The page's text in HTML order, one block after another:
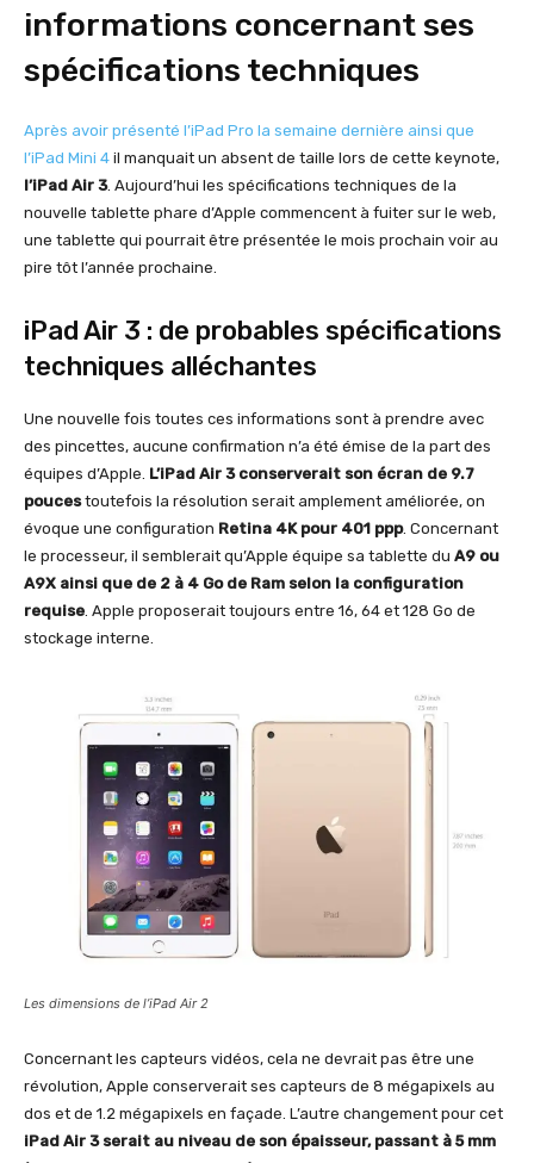
informations concernant ses
spécifications techniques
Après avoir présenté l’iPad Pro la semaine dernière ainsi que
l’iPad Mini 4 il manquait un absent de taille lors de cette keynote,
l’iPad Air 3. Aujourd’hui les spécifications techniques de la
nouvelle tablette phare d’Apple commencent à fuiter sur le web,
une tablette qui pourrait être présentée le mois prochain voir au
pire tôt l’année prochaine.
iPad Air 3 : de probables spécifications
techniques alléchantes
Une nouvelle fois toutes ces informations sont à prendre avec
des pincettes, aucune confirmation n’a été émise de la part des
équipes d’Apple. L’iPad Air 3 conserverait son écran de 9.7
poucestoutefois la résolution serait amplement améliorée, on
évoque une configuration Retina 4K pour 401 ppp. Concernant
le processeur, il semblerait qu’Apple équipe sa tablette du A9 ou
A9X ainsi que de 2 à 4 Go de Ram selon la configuration
requise. Apple proposerait toujours entre 16, 64 et 128 Go de
stockage interne.
Les dimensions de l’iPad Air 2
Concernant les capteurs vidéos, cela ne devrait pas être une
révolution, Apple conserverait ses capteurs de 8 mégapixels au
dos et de 1.2 mégapixels en façade. L’autre changement pour cet
iPad Air 3 serait au niveau de son épaisseur, passant à 5 mm